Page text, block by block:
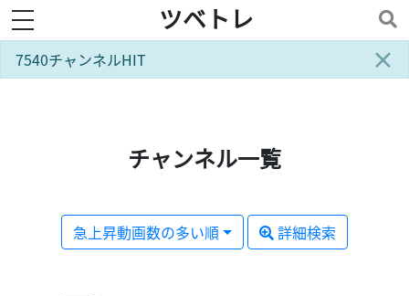
toggle navigation ツベトレ
×
7540チャンネルHIT
チャンネル一覧
急上昇動画数の多い順 詳細検索